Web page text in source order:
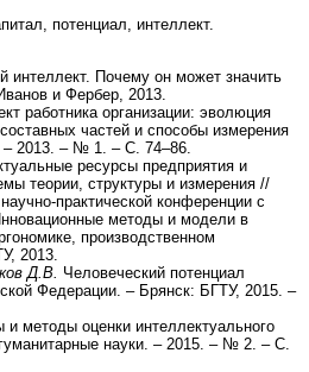
потенциал, интеллект.
интеллект. Почему он может значить
и Фербер, 2013.
работника организации: эволюция
частей и способы измерения
– 2013. – № 1. – С. 74–86.
ресурсы предприятия и
теории, структуры и измерения //
практической конференции с
методы и модели в
производственном
2013.
Д.В. Человеческий потенциал
Федерации. – Брянск: БГТУ, 2015. –
и методы оценки интеллектуального
науки. – 2015. – № 2. – С.